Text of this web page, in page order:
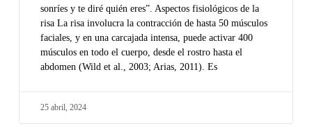
sonríes y te diré quién eres”. Aspectos fisiológicos de la
risa La risa involucra la contracción de hasta 50 músculos
faciales, y en una carcajada intensa, puede activar 400
músculos en todo el cuerpo, desde el rostro hasta el
abdomen (Wild et al., 2003; Arias, 2011). Es
25 abril, 2024